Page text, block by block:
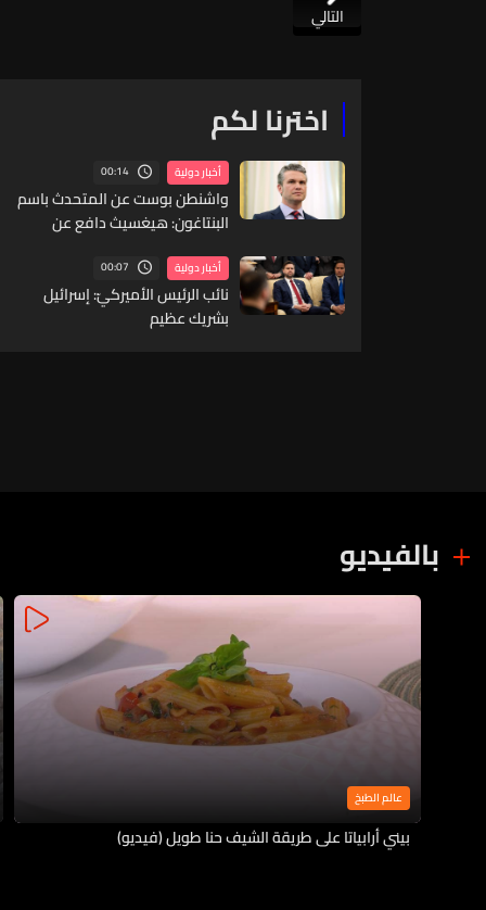
التالي
اخترنا لكم
أخبار دولية 00:14
واشنطن بوست عن المتحدث باسم
البنتاغون: هيغسيث دافع عن
أخبار دولية 00:07
نائب الرئيس الأميركيّ: إسرائيل
بشريك عظيم
بالفيديو
عالم الطبخ
بيني أرابياتا على طريقة الشيف حنا طويل (فيديو)